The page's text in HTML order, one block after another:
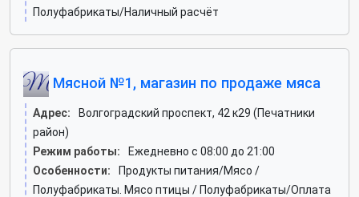
Полуфабрикаты/Наличный расчёт
Мясной №1, магазин по продаже мяса
Адрес:
Волгоградский проспект, 42 к29 (Печатники
район)
Режим работы:
Ежедневно с 08:00 до 21:00
Особенности:
Продукты питания/Мясо /
Полуфабрикаты. Мясо птицы / Полуфабрикаты/Оплата